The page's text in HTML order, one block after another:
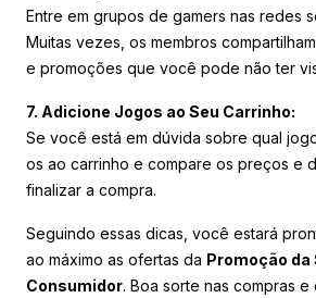
Entre em grupos de gamers nas redes
Muitas vezes, os membros
e promoções que você pode não ter
7. Adicione Jogos ao Seu Carrinho:
Se você está em dúvida sobre qual
os ao carrinho e compare os preços e
finalizar a compra.
Seguindo essas dicas, você estará
ao máximo as ofertas da Promoção da
Consumidor. Boa sorte nas compras